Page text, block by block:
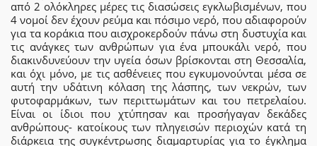
από 2 ολόκληρες μέρες τις διασώσεις εγκλωβισμένων, που
4 νομοί δεν έχουν ρεύμα και πόσιμο νερό, που αδιαφορούν
για τα κοράκια που αισχροκερδούν πάνω στη δυστυχία και
τις ανάγκες των ανθρώπων για ένα μπουκάλι νερό, που
διακινδυνεύουν την υγεία όσων βρίσκονται στη Θεσσαλία,
και όχι μόνο, με τις ασθένειες που εγκυμονούνται μέσα σε
αυτή την υδάτινη κόλαση της λάσπης, των νεκρών, των
φυτοφαρμάκων, των περιττωμάτων και του πετρελαίου.
Είναι οι ίδιοι που χτύπησαν και προσήγαγαν δεκάδες
ανθρώπους- κατοίκους των πληγεισών περιοχών κατά τη
διάρκεια της συγκέντρωσης διαμαρτυρίας για το έγκλημα